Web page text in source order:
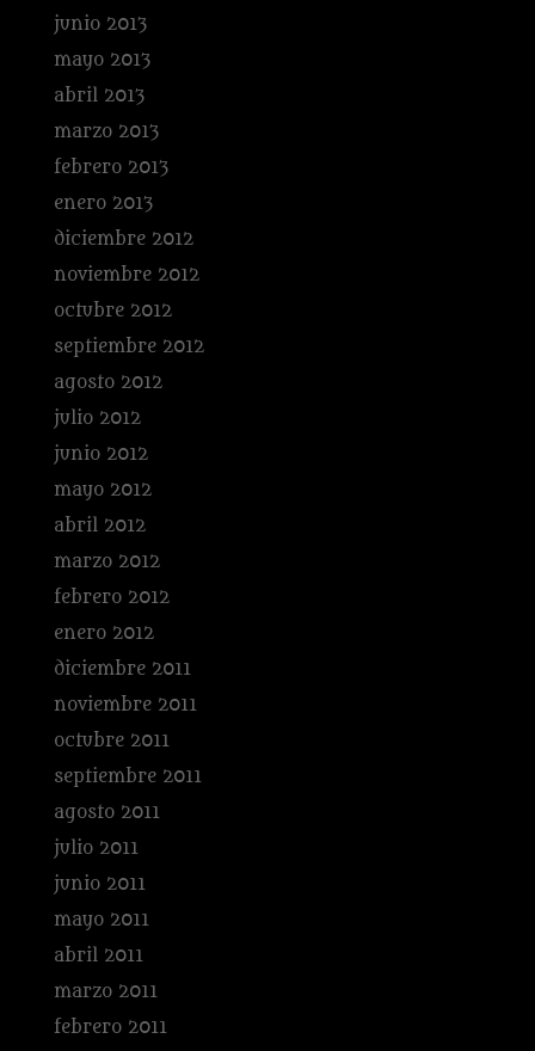
junio 2013
mayo 2013
abril 2013
marzo 2013
febrero 2013
enero 2013
diciembre 2012
noviembre 2012
octubre 2012
septiembre 2012
agosto 2012
julio 2012
junio 2012
mayo 2012
abril 2012
marzo 2012
febrero 2012
enero 2012
diciembre 2011
noviembre 2011
octubre 2011
septiembre 2011
agosto 2011
julio 2011
junio 2011
mayo 2011
abril 2011
marzo 2011
febrero 2011